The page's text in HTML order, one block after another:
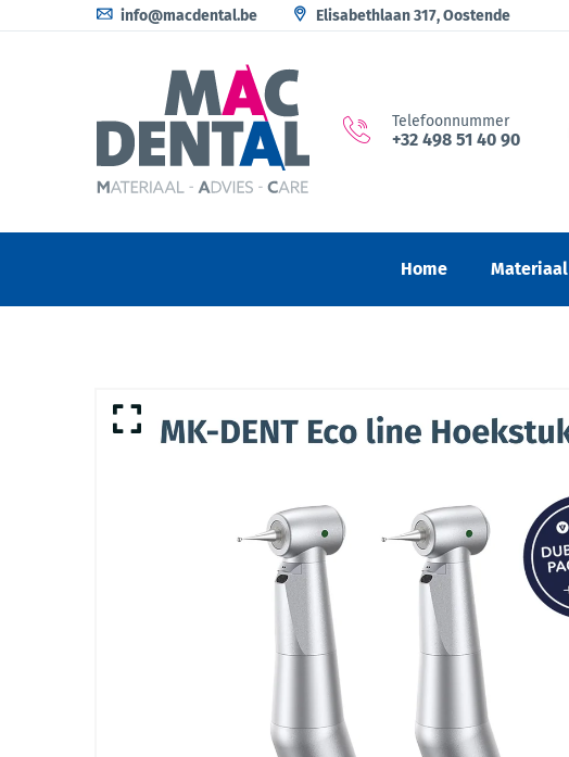
info@macdental.be Elisabethlaan 317, Oostende
Telefoonnummer
+32 498 51 40 90
Home Materiaal